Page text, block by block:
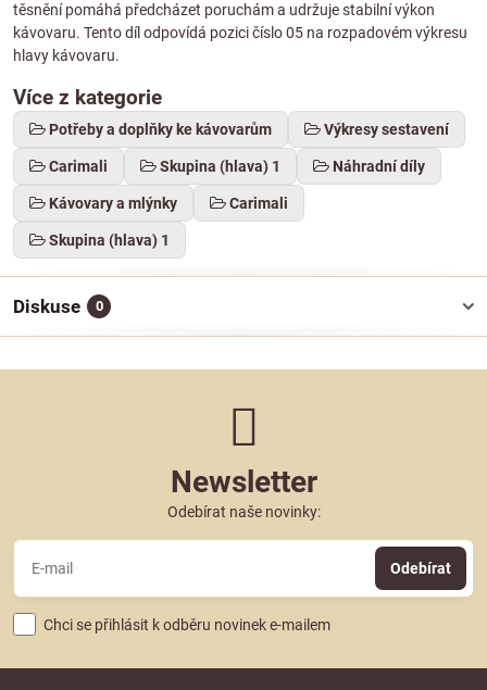
těsnění pomáhá předcházet poruchám a udržuje stabilní výkon
kávovaru. Tento díl odpovídá pozici číslo 05 na rozpadovém výkresu
hlavy kávovaru.
Více z kategorie
Potřeby a doplňky ke kávovarům Výkresy sestavení
Carimali Skupina (hlava) 1 Náhradní díly
Kávovary a mlýnky Carimali
Skupina (hlava) 1
Diskuse 0
Newsletter
Odebírat naše novinky:
Odebírat
Chci se přihlásit k odběru novinek e-mailem